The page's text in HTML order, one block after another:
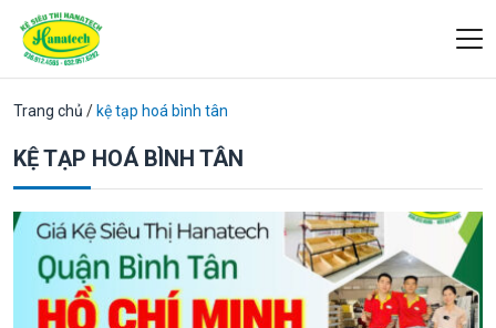
Trang chủ / kệ tạp hoá bình tân
KỆ TẠP HOÁ BÌNH TÂN